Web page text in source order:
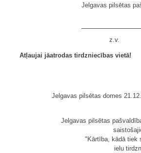
Jelgavas pilsētas
z.v.
Atļaujai jāatrodas tirdzniecības vietā!
Jelgavas pilsētas domes
Jelgavas pilsētas
"Kārtība, kādā tiek
ielu